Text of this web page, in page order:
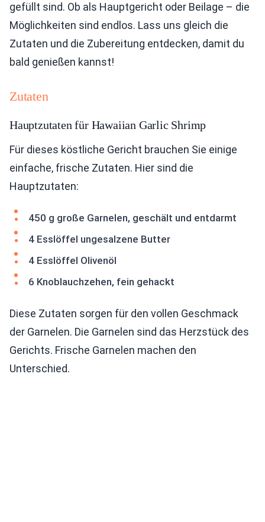
gefüllt sind. Ob als Hauptgericht oder Beilage – die
Möglichkeiten sind endlos. Lass uns gleich die
Zutaten und die Zubereitung entdecken, damit du
bald genießen kannst!
Zutaten
Hauptzutaten für Hawaiian Garlic Shrimp
Für dieses köstliche Gericht brauchen Sie einige
einfache, frische Zutaten. Hier sind die
Hauptzutaten:
450 g große Garnelen, geschält und entdarmt
4 Esslöffel ungesalzene Butter
4 Esslöffel Olivenöl
6 Knoblauchzehen, fein gehackt
Diese Zutaten sorgen für den vollen Geschmack
der Garnelen. Die Garnelen sind das Herzstück des
Gerichts. Frische Garnelen machen den
Unterschied.